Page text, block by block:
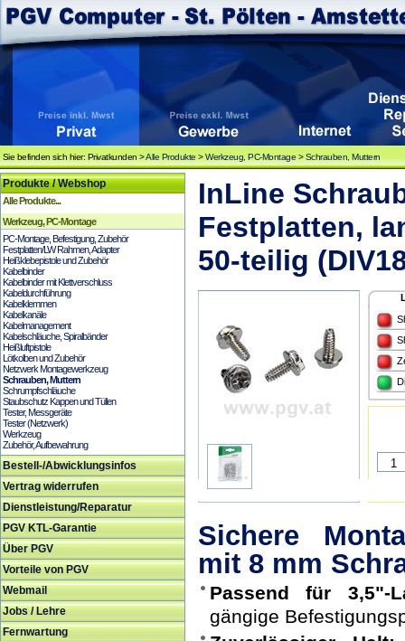
Sie befinden sich hier: Privatkunden >Alle Produkte >Werkzeug, PC-Montage >Schrauben, Muttern
Produkte / Webshop
Alle Produkte...
Werkzeug, PC-Montage
PC-Montage, Befestigung, Zubehör
Festplatten/LW Rahmen, Adapter
Heißklebepistole und Zubehör
Kabelbinder
Kabelbinder mit Klettverschluss
Kabeldurchführung
Kabelklemmen
Kabelkanäle
Kabelmanagement
Kabelschläuche, Spiralbänder
Heißluftpistole
Lötkolben und Zubehör
Netzwerk Montagewerkzeug
Schrauben, Muttern
Schrumpfschläuche
Staubschutz Kappen und Tüllen
Tester, Messgeräte
Tester (Netzwerk)
Werkzeug
Zubehör, Aufbewahrung
Bestell-/Abwicklungsinfos
Vertrag widerrufen
Dienstleistung/Reparatur
PGV KTL-Garantie
Über PGV
Vorteile von PGV
Webmail
Jobs / Lehre
Fernwartung
InLine
Festplatten,
50-teilig
Sichere
mit 8 mm
Passend für 3,5"-
gängige